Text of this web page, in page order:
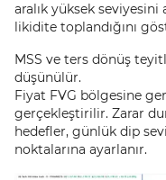
aralık yüksek seviyesini
likidite toplandığını
MSS ve ters dönüş
düşünülür.
Fiyat FVG bölgesine
gerçekleştirilir. Zarar
hedefler, günlük dip
noktalarına ayarlanır.